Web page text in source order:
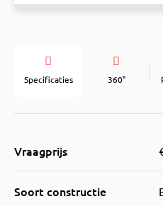
Specificaties 360°
Vraagprijs
Soort constructie